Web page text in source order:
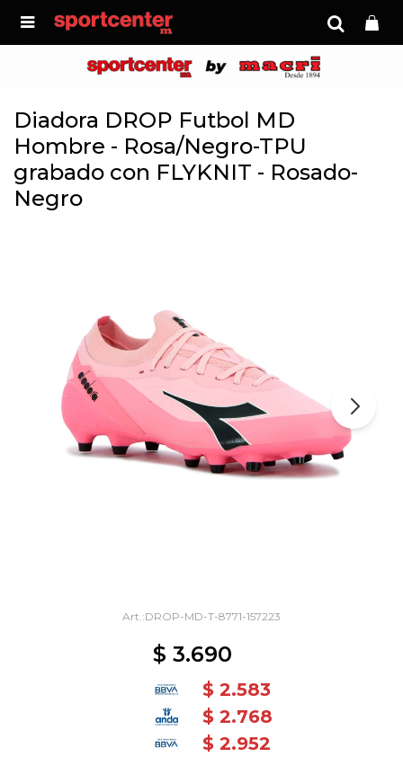

Diadora DROP Futbol MD
Hombre - Rosa/Negro-TPU
grabado con FLYKNIT - Rosado-
Negro
DROP-MD-T-8771-157223
$ 3.690
$ 2.583
$ 2.768
$ 2.952